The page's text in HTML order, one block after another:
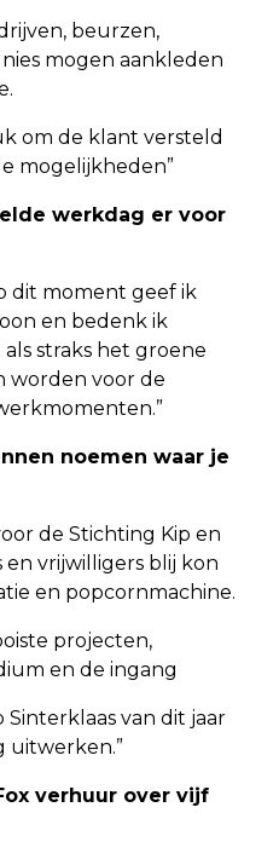
beurzen,
mogen aankleden
om de klant versteld
mogelijkheden”
werkdag er voor
dit moment geef ik
en bedenk ik
straks het groene
worden voor de
noemen waar je
de Stichting Kip en
en vrijwilligers blij kon
en popcornmachine.
projecten,
en de ingang
van dit jaar
uitwerken.”
verhuur over vijf